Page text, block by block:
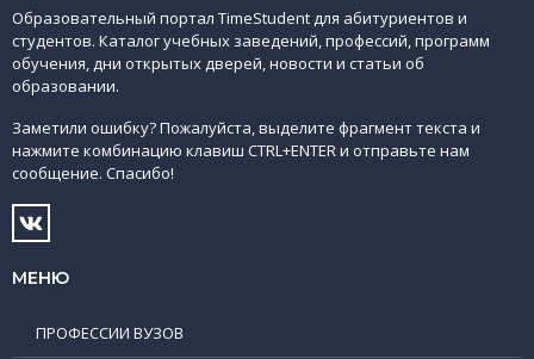
Образовательный портал TimeStudent для абитуриентов и
студентов. Каталог учебных заведений, профессий, программ
обучения, дни открытых дверей, новости и статьи об
образовании.
Заметили ошибку? Пожалуйста, выделите фрагмент текста и
нажмите комбинацию клавиш CTRL+ENTER и отправьте нам
сообщение. Спасибо!
МЕНЮ
ПРОФЕССИИ ВУЗОВ